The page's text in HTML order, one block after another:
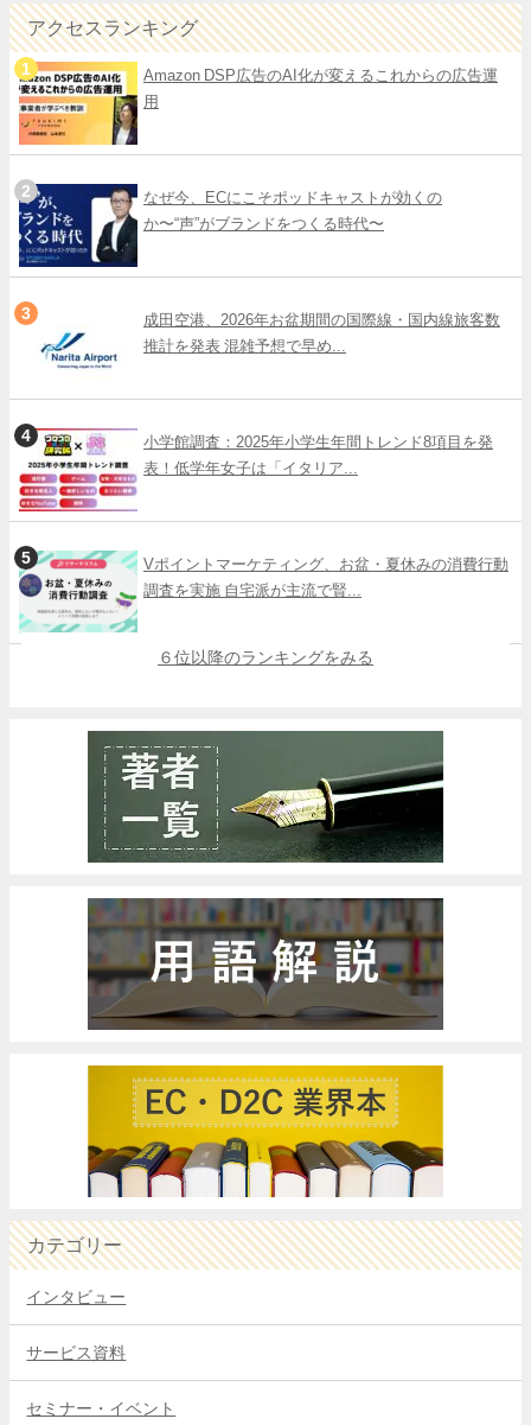
アクセスランキング
Amazon DSP広告のAI化が変えるこれからの広告運
用
なぜ今、ECにこそポッドキャストが効くの
か〜“声”がブランドをつくる時代〜
成田空港、2026年お盆期間の国際線・国内線旅客数
推計を発表 混雑予想で早め...
小学館調査：2025年小学生年間トレンド8項目を発
表！低学年女子は「イタリア...
Vポイントマーケティング、お盆・夏休みの消費行動
調査を実施 自宅派が主流で賢...
６位以降のランキングをみる
カテゴリー
インタビュー
サービス資料
セミナー・イベント